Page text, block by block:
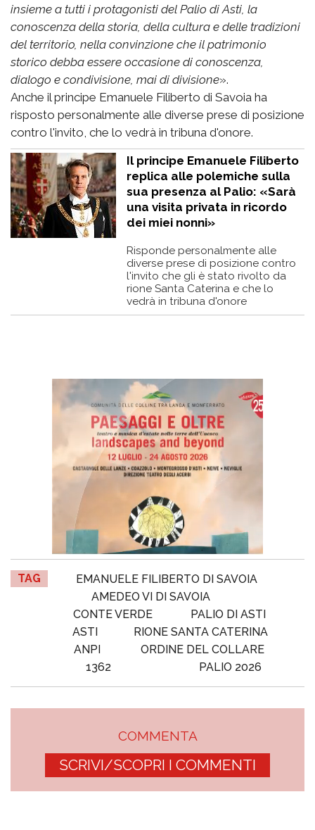
insieme a tutti i protagonisti del Palio di Asti, la
conoscenza della storia, della cultura e delle tradizioni
del territorio, nella convinzione che il patrimonio
storico debba essere occasione di conoscenza,
dialogo e condivisione, mai di divisione».
Anche il principe Emanuele Filiberto di Savoia ha
risposto personalmente alle diverse prese di posizione
contro l'invito, che lo vedrà in tribuna d'onore.
Il principe Emanuele Filiberto
replica alle polemiche sulla
sua presenza al Palio: «Sarà
una visita privata in ricordo
dei miei nonni»
Risponde personalmente alle
diverse prese di posizione contro
l'invito che gli è stato rivolto da
rione Santa Caterina e che lo
vedrà in tribuna d'onore
TAG
EMANUELE FILIBERTO DI SAVOIA
AMEDEO VI DI SAVOIA
CONTE VERDE
PALIO DI ASTI
ASTI
RIONE SANTA CATERINA
ANPI
ORDINE DEL COLLARE
1362
PALIO 2026
COMMENTA
SCRIVI/SCOPRI I COMMENTI